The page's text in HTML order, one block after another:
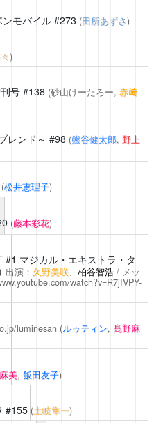
モバイル#273 (田所あずさ)
)
号#138 (砂山けーたろー, 赤﨑
レンド～ #98 (熊谷健太郎, 野上
(松井恵理子)
(藤本彩花)
#1 マジカル・エキストラ・タ
出演： 久野美咲、 柏谷智浩/ メッ
watch?v=R7jIVPY-
luminesan (ルゥティン, 髙野麻
美, 飯田友子)
#155 (土岐隼一)